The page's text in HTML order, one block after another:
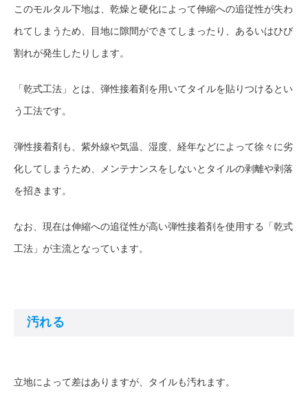
このモルタル下地は、乾燥と硬化によって伸縮への追従性が失わ
れてしまうため、目地に隙間ができてしまったり、あるいはひび
割れが発生したりします。
「乾式工法」とは、弾性接着剤を用いてタイルを貼りつけるとい
う工法です。
弾性接着剤も、紫外線や気温、湿度、経年などによって徐々に劣
化してしまうため、メンテナンスをしないとタイルの剥離や剥落
を招きます。
なお、現在は伸縮への追従性が高い弾性接着剤を使用する「乾式
工法」が主流となっています。
汚れる
立地によって差はありますが、タイルも汚れます。